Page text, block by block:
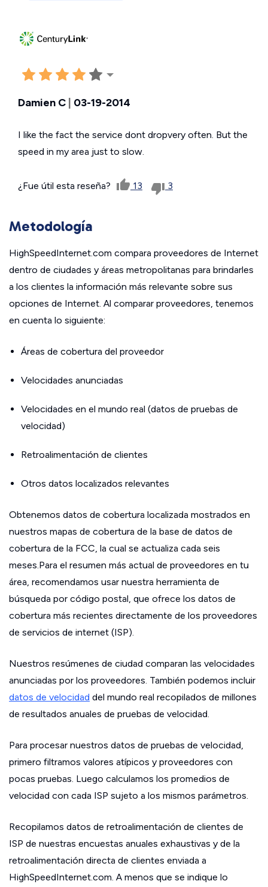
Damien C 03-19-2014
I like the fact the service dont dropvery often. But the
speed in my area just to slow.
¿Fue útil esta reseña? 13 3
Metodología
HighSpeedInternet.com compara proveedores de Internet
dentro de ciudades y áreas metropolitanas para brindarles
a los clientes la información más relevante sobre sus
opciones de Internet. Al comparar proveedores, tenemos
en cuenta lo siguiente:
Áreas de cobertura del proveedor
Velocidades anunciadas
Velocidades en el mundo real (datos de pruebas de
velocidad)
Retroalimentación de clientes
Otros datos localizados relevantes
Obtenemos datos de cobertura localizada mostrados en
nuestros mapas de cobertura de la base de datos de
cobertura de la FCC, la cual se actualiza cada seis
meses.Para el resumen más actual de proveedores en tu
área, recomendamos usar nuestra herramienta de
búsqueda por código postal, que ofrece los datos de
cobertura más recientes directamente de los proveedores
de servicios de internet (ISP).
Nuestros resúmenes de ciudad comparan las velocidades
anunciadas por los proveedores. También podemos incluir
datos de velocidad del mundo real recopilados de millones
de resultados anuales de pruebas de velocidad.
Para procesar nuestros datos de pruebas de velocidad,
primero filtramos valores atípicos y proveedores con
pocas pruebas. Luego calculamos los promedios de
velocidad con cada ISP sujeto a los mismos parámetros.
Recopilamos datos de retroalimentación de clientes de
ISP de nuestras encuestas anuales exhaustivas y de la
retroalimentación directa de clientes enviada a
HighSpeedInternet.com. A menos que se indique lo